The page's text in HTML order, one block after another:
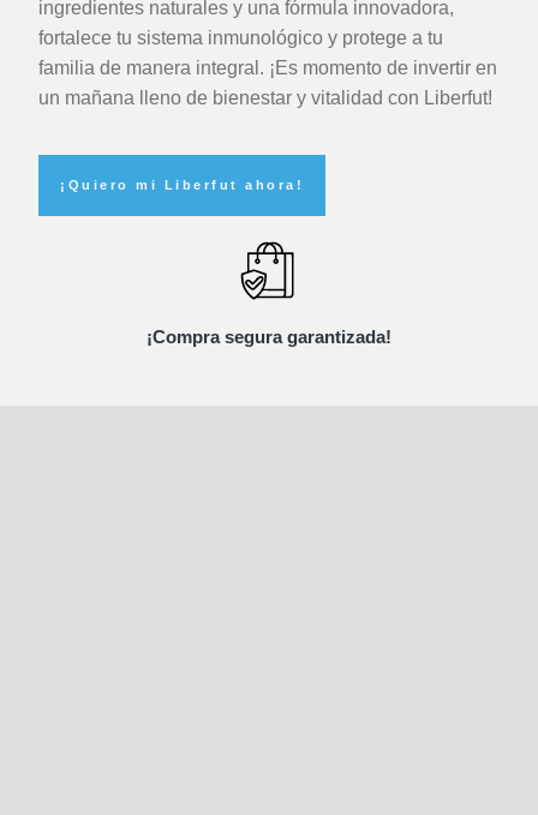
ingredientes naturales y una fórmula innovadora,
fortalece tu sistema inmunológico y protege a tu
familia de manera integral. ¡Es momento de invertir en
un mañana lleno de bienestar y vitalidad con Liberfut!
¡Quiero mi Liberfut ahora!
¡Compra segura garantizada!